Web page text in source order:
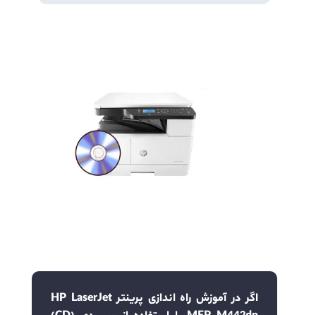
اگر در آموزش راه اندازی پرینتر HP LaserJet